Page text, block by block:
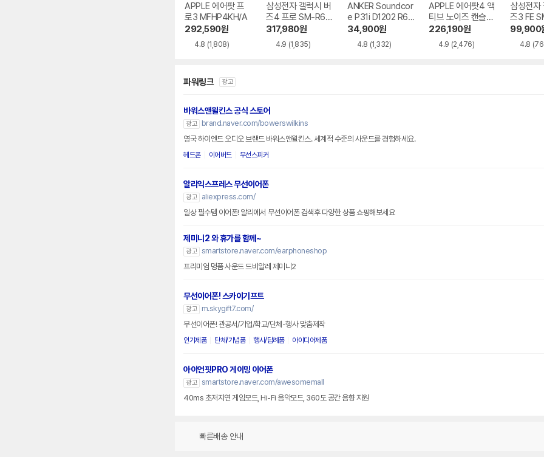
APPLE 에어팟 프
로3 MFHP4KH/A
292,590원
4.8 (1,808)
삼성전자 갤럭시 버
즈4 프로 SM-R64
0
317,980원
4.9 (1,835)
ANKER Soundcor
e P31i D1202 R60
i NC
34,900원
4.8 (1,332)
APPLE 에어팟4 액
티브 노이즈 캔슬링
MXP93KH/A
226,190원
4.9 (2,476)
삼성전자
즈3 FE
99,900
4.8
파워링크 광고
바워스앤윌킨스 공식 스토어
광고
brand.naver.com/bowerswilkins
영국 하이엔드 오디오 브랜드 바워스앤윌킨스. 세계적 수준의 사운드를 경험하세요.
헤드폰 이어버드 무선스피커
알리익스프레스 무선이어폰
광고
aliexpress.com/
일상 필수템 이어폰! 알리에서 무선이어폰 검색후 다양한 상품 쇼핑해보세요
제미니2 와 휴가를 함께~
광고 smartstore.naver.com/earphoneshop
프리미엄 명품 사운드 드비알레 제미니2
무선이어폰! 스카이기프트
광고
m.skygift7.com/
무선이어폰! 관공서/기업/학교/단체-행사 맞춤제작
인기제품 단체/기념품 행사/답례품 아이디어제품
아이언핏PRO 게이밍 이어폰
광고 smartstore.naver.com/awesomemall
40ms 초저지연 게임모드, Hi-Fi 음악모드, 360도 공간 음향 지원
빠른배송 안내